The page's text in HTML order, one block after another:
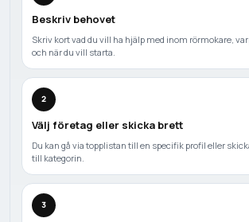
Beskriv behovet
Skriv kort vad du vill ha hjälp med inom rörmokare,
och när du vill starta.
2
Välj företag eller skicka brett
Du kan gå via topplistan till en specifik profil eller
till kategorin.
3